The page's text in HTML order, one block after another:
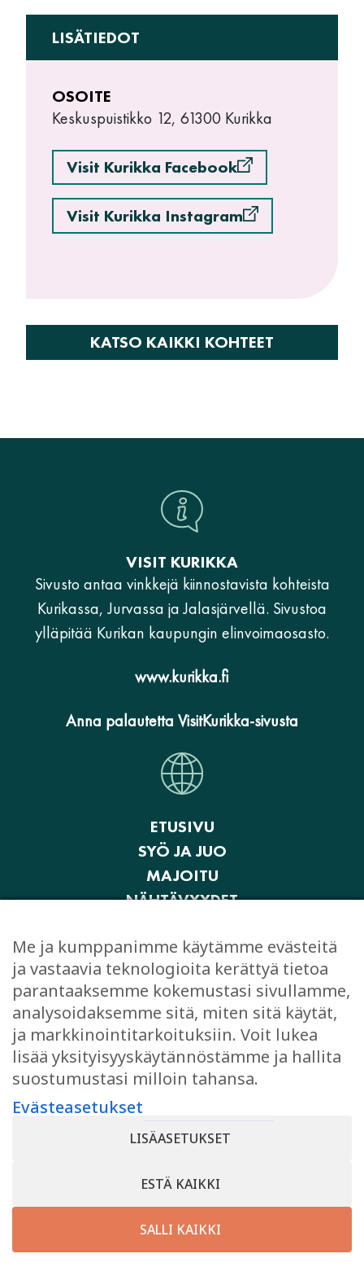
LISÄTIEDOT
OSOITE
Keskuspuistikko 12, 61300 Kurikka
Visit Kurikka Facebook
Visit Kurikka Instagram
KATSO KAIKKI KOHTEET
VISIT KURIKKA
Sivusto antaa vinkkejä kiinnostavista kohteista
Kurikassa, Jurvassa ja Jalasjärvellä. Sivustoa
ylläpitää Kurikan kaupungin elinvoimaosasto.
www.kurikka.fi
Anna palautetta VisitKurikka-sivusta
ETUSIVU
SYÖ JA JUO
MAJOITU
NÄHTÄVYYDET
OSTOKSET
JUHLI JA KOKOUSTA
EVÄSTEASETUKSET
Facebook
Me ja kumppanimme käytämme evästeitä
ja vastaavia teknologioita kerättyä tietoa
parantaaksemme kokemustasi sivullamme,
analysoidaksemme sitä, miten sitä käytät,
ja markkinointitarkoituksiin. Voit lukea
lisää yksityisyyskäytännöstämme ja hallita
suostumustasi milloin tahansa.
Evästeasetukset
LISÄASETUKSET
ESTÄ KAIKKI
SALLI KAIKKI